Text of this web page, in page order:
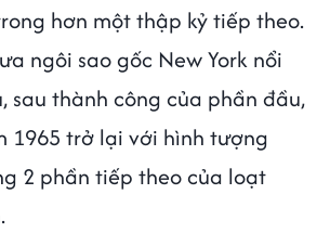
hơn một thập kỷ tiếp theo.
ngôi sao gốc New York nổi
sau thành công của phần đầu,
1965 trở lại với hình tượng
2 phần tiếp theo của loạt